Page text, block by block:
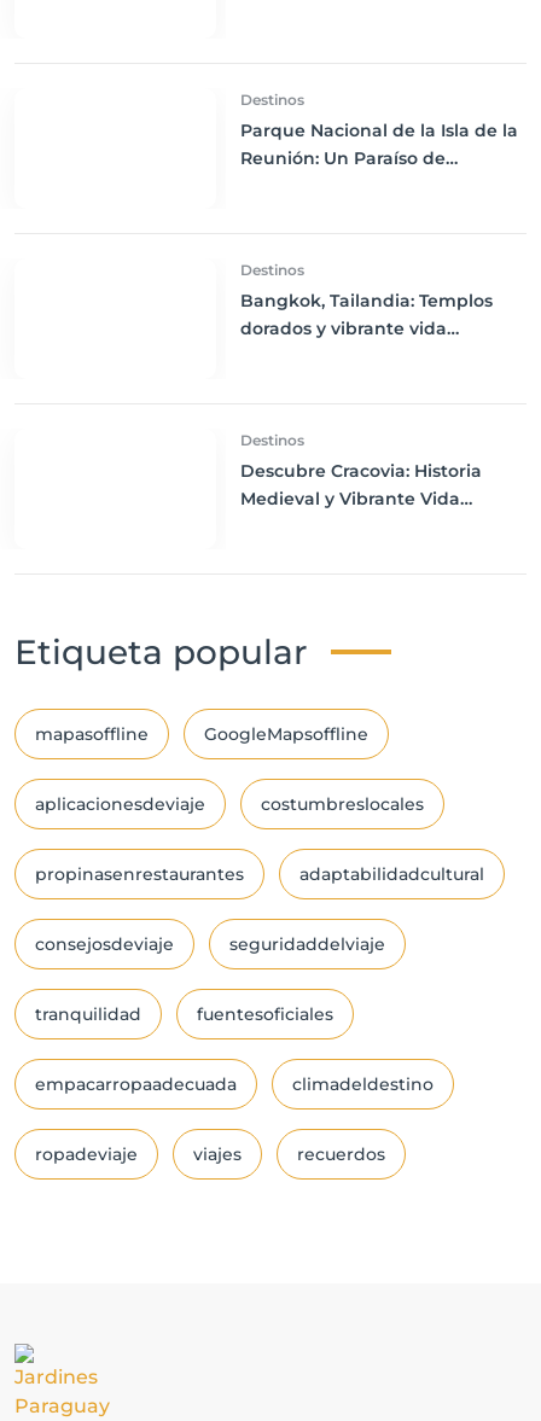
Destinos
Parque Nacional de la Isla de la
Reunión: Un Paraíso de
Destinos
Bangkok, Tailandia: Templos
dorados y vibrante vida
Destinos
Descubre Cracovia: Historia
Medieval y Vibrante Vida
Etiqueta popular
mapasoffline GoogleMapsoffline
aplicacionesdeviaje costumbreslocales
propinasenrestaurantes adaptabilidadcultural
consejosdeviaje seguridaddelviaje
tranquilidad fuentesoficiales
empacarropaadecuada climadeldestino
ropadeviaje viajes recuerdos